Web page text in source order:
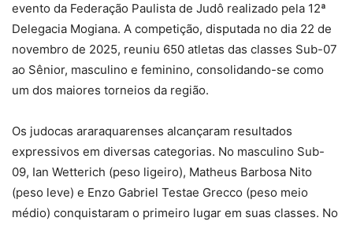
evento da Federação Paulista de Judô realizado pela 12ª
Delegacia Mogiana. A competição, disputada no dia 22 de
novembro de 2025, reuniu 650 atletas das classes Sub-07
ao Sênior, masculino e feminino, consolidando-se como
um dos maiores torneios da região.
Os judocas araraquarenses alcançaram resultados
expressivos em diversas categorias. No masculino Sub-
09, Ian Wetterich (peso ligeiro), Matheus Barbosa Nito
(peso leve) e Enzo Gabriel Testae Grecco (peso meio
médio) conquistaram o primeiro lugar em suas classes. No